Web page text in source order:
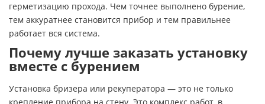
герметизацию прохода. Чем точнее выполнено бурение,
тем аккуратнее становится прибор и тем правильнее
работает вся система.
Почему лучше заказать установку
вместе с бурением
Установка бризера или рекуператора — это не только